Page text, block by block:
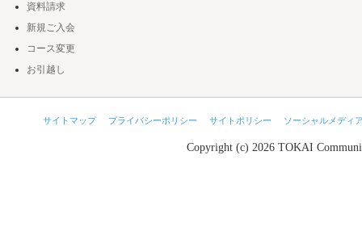
資料請求
新規ご入会
コース変更
お引越し
サイトマップ プライバシーポリシー サイトポリシー ソーシャルメディ
Copyright (c) 2026 TOKAI